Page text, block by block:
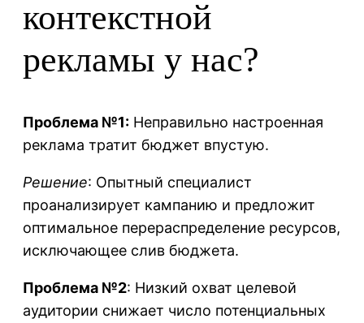
контекстной
рекламы у нас?
Проблема №1: Неправильно настроенная
реклама тратит бюджет впустую.
Решение: Опытный специалист
проанализирует кампанию и предложит
оптимальное перераспределение ресурсов,
исключающее слив бюджета.
Проблема №2: Низкий охват целевой
аудитории снижает число потенциальных